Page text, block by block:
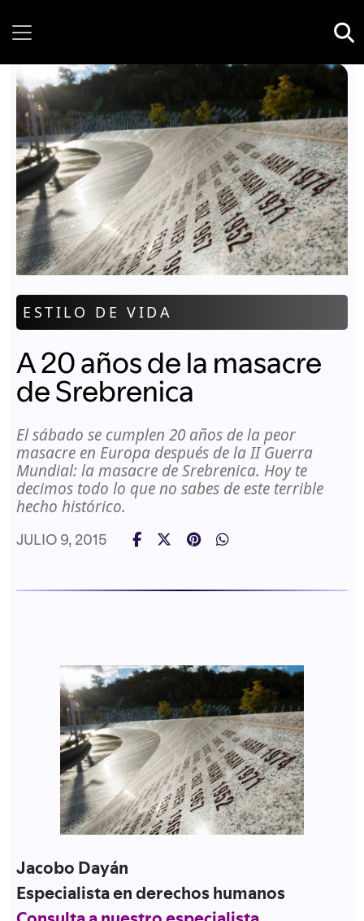
ESTILO DE VIDA
A 20 años de la masacre
de Srebrenica
El sábado se cumplen 20 años de la peor
masacre en Europa después de la II Guerra
Mundial: la masacre de Srebrenica. Hoy te
decimos todo lo que no sabes de este terrible
hecho histórico.
JULIO 9, 2015
Jacobo Dayán
Especialista en derechos humanos